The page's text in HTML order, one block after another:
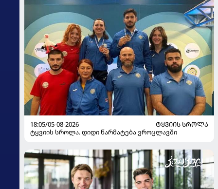
18:05/05-08-2026
ᲢᲧᲕᲘᲘᲡ ᲡᲠᲝᲚᲐ
ტყვიის სროლა. დიდი წარმატება ვროცლავში